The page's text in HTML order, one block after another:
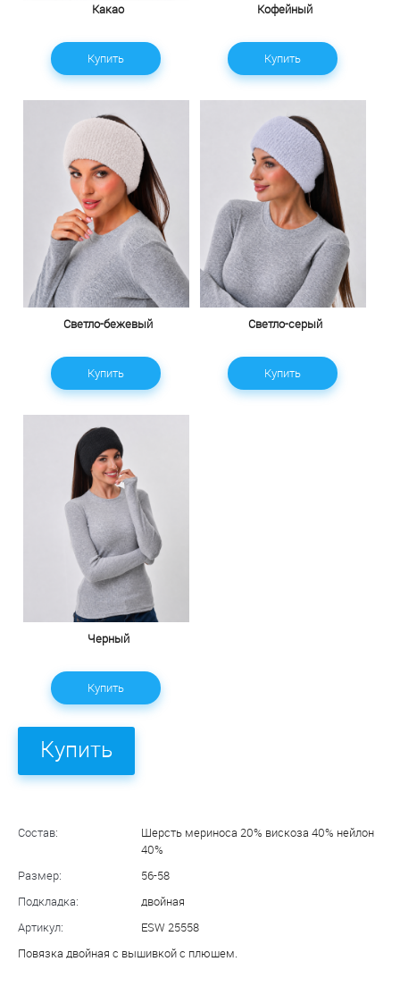
Какао
Купить
Кофейный
Купить
Светло-бежевый
Купить
Светло-серый
Купить
Черный
Купить
Купить
Состав:
Шерсть мериноса 20% вискоза 40% нейлон
40%
Размер:
56-58
Подкладка:
двойная
Артикул:
ESW 25558
Повязка двойная с вышивкой с плюшем.